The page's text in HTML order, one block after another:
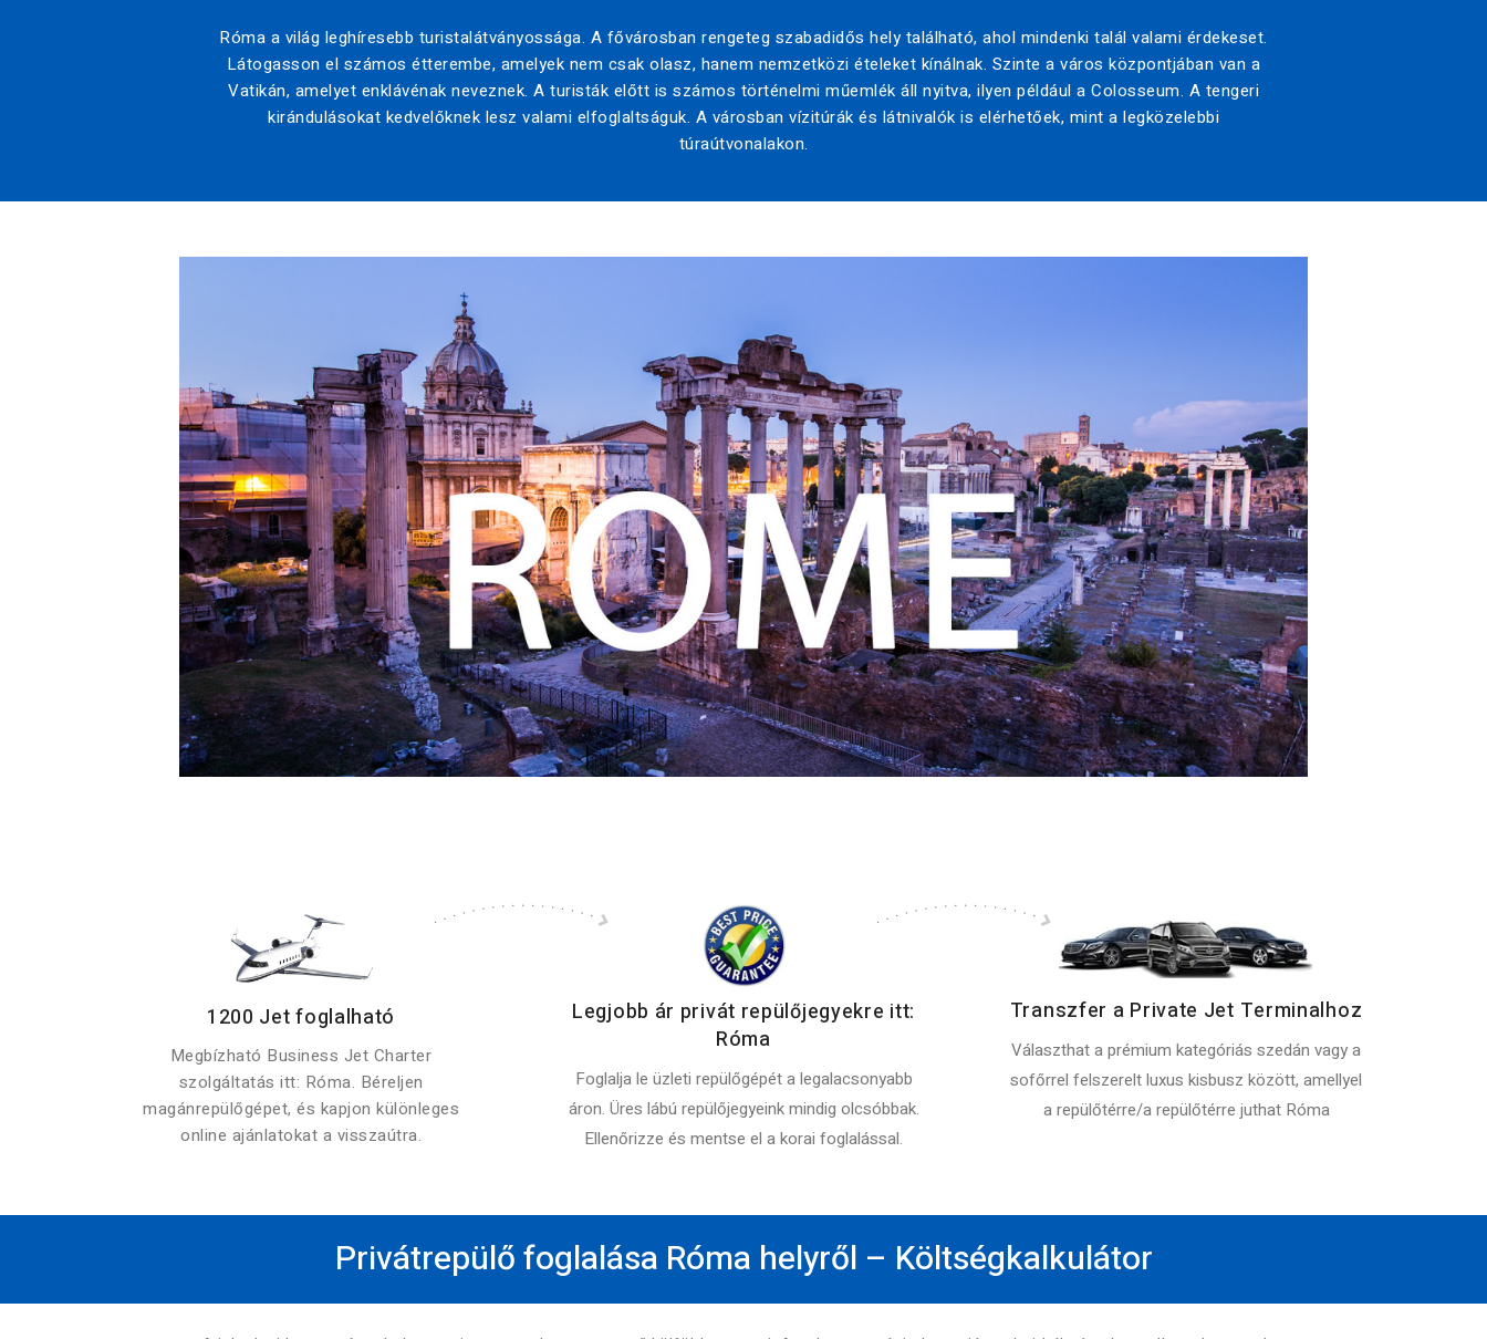
Róma a világ leghíresebb turistalátványossága. A fővárosban rengeteg szabadidős hely található, ahol mindenki talál valami érdekeset.
Látogasson el számos étterembe, amelyek nem csak olasz, hanem nemzetközi ételeket kínálnak. Szinte a város központjában van a
Vatikán, amelyet enklávénak neveznek. A turisták előtt is számos történelmi műemlék áll nyitva, ilyen például a Colosseum. A tengeri
kirándulásokat kedvelőknek lesz valami elfoglaltságuk. A városban vízitúrák és látnivalók is elérhetőek, mint a legközelebbi
túraútvonalakon.
1200 Jet foglalható
Megbízható Business Jet Charter
szolgáltatás itt: Róma. Béreljen
magánrepülőgépet, és kapjon különleges
online ajánlatokat a visszaútra.
Legjobb ár privát repülőjegyekre itt:
Róma
Foglalja le üzleti repülőgépét a legalacsonyabb
áron. Üres lábú repülőjegyeink mindig olcsóbbak.
Ellenőrizze és mentse el a korai foglalással.
Transzfer a Private Jet Terminalhoz
Választhat a prémium kategóriás szedán vagy a
sofőrrel felszerelt luxus kisbusz között, amellyel
a repülőtérre/a repülőtérre juthat Róma
Privátrepülő foglalása Róma helyről – Költségkalkulátor